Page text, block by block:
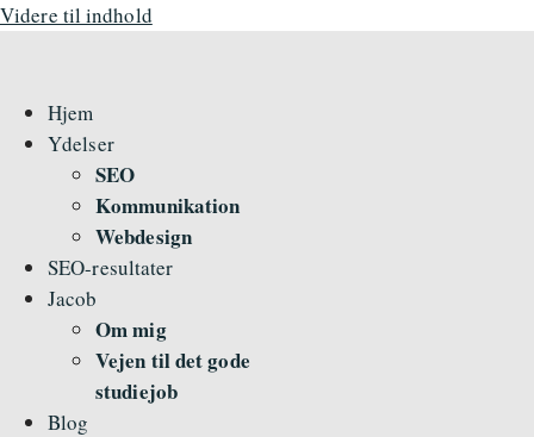
Videre til indhold
Hjem
Ydelser
SEO
Kommunikation
Webdesign
SEO-resultater
Jacob
Om mig
Vejen til det gode
studiejob
Blog